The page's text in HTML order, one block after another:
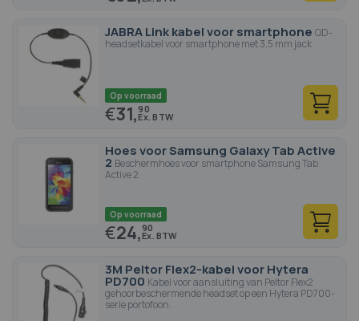
JABRA Link kabel voor smartphone QD-
headsetkabel voor smartphone met 3,5 mm jack
Op voorraad
€31,90
Hoes voor Samsung Galaxy Tab Active
2 Beschermhoes voor smartphone Samsung Tab
Active 2.
Op voorraad
€24,90
3M Peltor Flex2-kabel voor Hytera
PD700 Kabel voor aansluiting van Peltor Flex2
gehoorbeschermende headset op een Hytera PD700-
serie portofoon.